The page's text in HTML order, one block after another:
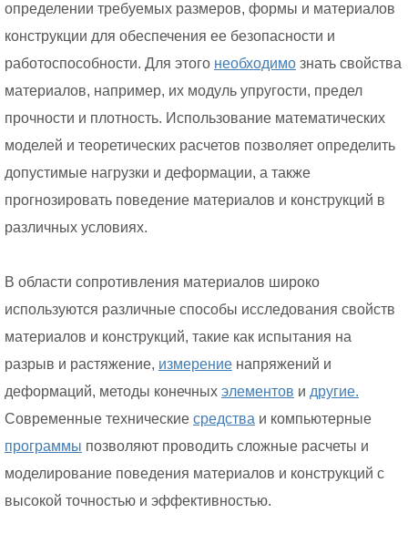
определении требуемых размеров, формы и материалов
конструкции для обеспечения ее безопасности и
работоспособности. Для этого необходимо знать свойства
материалов, например, их модуль упругости, предел
прочности и плотность. Использование математических
моделей и теоретических расчетов позволяет определить
допустимые нагрузки и деформации, а также
прогнозировать поведение материалов и конструкций в
различных условиях.
В области сопротивления материалов широко
используются различные способы исследования свойств
материалов и конструкций, такие как испытания на
разрыв и растяжение, измерение напряжений и
деформаций, методы конечных элементов и другие.
Современные технические средства и компьютерные
программы позволяют проводить сложные расчеты и
моделирование поведения материалов и конструкций с
высокой точностью и эффективностью.